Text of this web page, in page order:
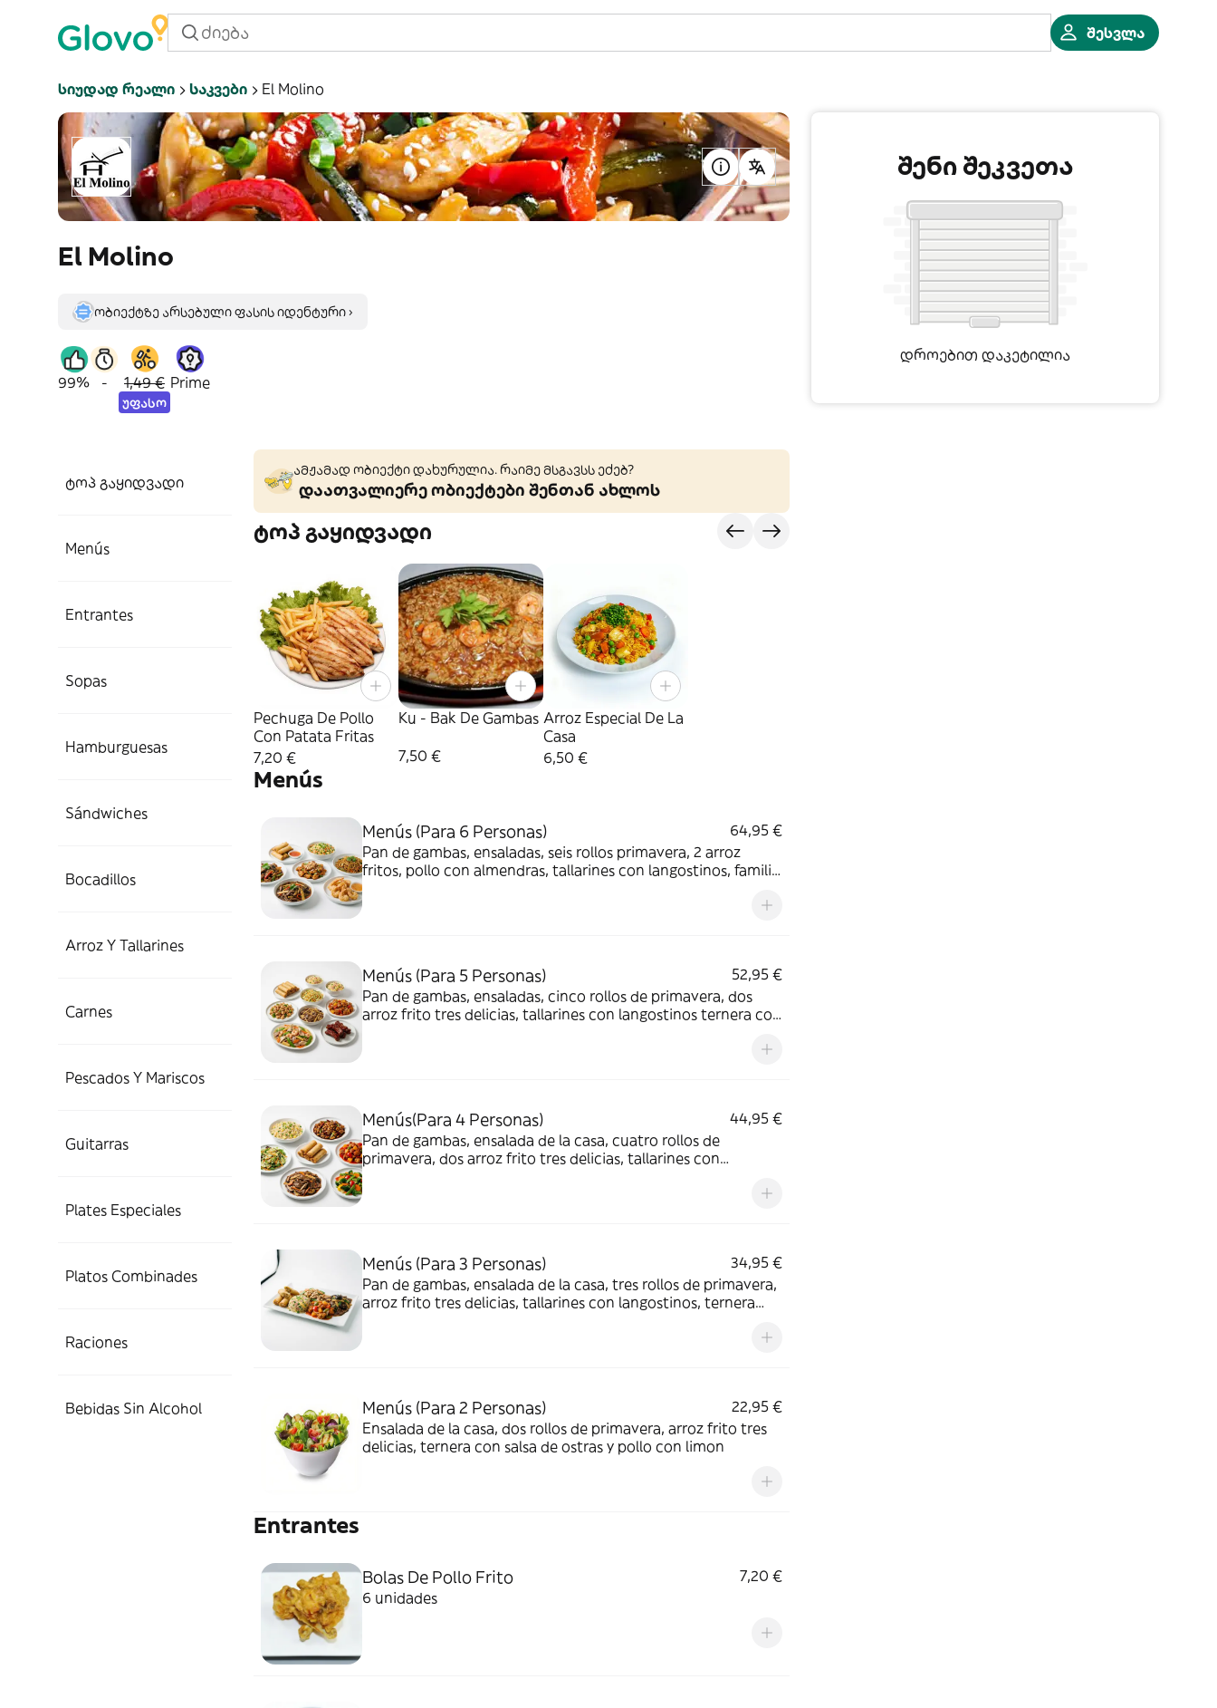
შესვლა
Სიუდად Რეალი Საკვები El Molino
El Molino
ობიექტზე არსებული ფასის იდენტური ›
99% - 1,49 €
უფასო
Prime
ტოპ გაყიდვადი
Menús
Entrantes
Sopas
Hamburguesas
Sándwiches
Bocadillos
Arroz Y Tallarines
Carnes
Pescados Y Mariscos
Guitarras
Plates Especiales
Platos Combinades
Raciones
Bebidas Sin Alcohol
ამჟამად ობიექტი დახურულია. რაიმე მსგავსს ეძებ?
დაათვალიერე ობიექტები შენთან ახლოს
ტოპ გაყიდვადი
Pechuga De Pollo
Con Patata Fritas
7,20 €
Ku - Bak De Gambas
7,50 €
Arroz Especial De La
Casa
6,50 €
Menús
Menús (Para 6 Personas)
64,95 €
Pan de gambas, ensaladas, seis rollos primavera, 2 arroz
fritos, pollo con almendras, tallarines con langostinos, familia
Menús (Para 5 Personas)
52,95 €
Pan de gambas, ensaladas, cinco rollos de primavera, dos
arroz frito tres delicias, tallarines con langostinos ternera con
Menús(Para 4 Personas)
44,95 €
Pan de gambas, ensalada de la casa, cuatro rollos de
primavera, dos arroz frito tres delicias, tallarines con
Menús (Para 3 Personas)
34,95 €
Pan de gambas, ensalada de la casa, tres rollos de primavera,
arroz frito tres delicias, tallarines con langostinos, ternera
Menús (Para 2 Personas)
22,95 €
Ensalada de la casa, dos rollos de primavera, arroz frito tres
delicias, ternera con salsa de ostras y pollo con limon
Entrantes
Bolas De Pollo Frito
7,20 €
6 unidades
შენი შეკვეთა
დროებით დაკეტილია